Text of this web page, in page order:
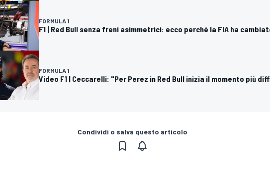
FORMULA 1
F1 | Red Bull senza freni asimmetrici: ecco perché la FIA ha
FORMULA 1
Video F1 | Ceccarelli: "Per Perez in Red Bull inizia il momento più
Condividi o salva questo articolo